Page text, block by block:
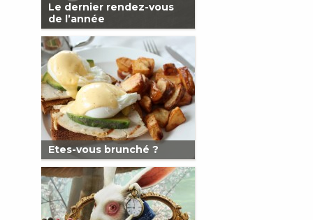
Le dernier rendez-vous
de l’année
Etes-vous brunché ?